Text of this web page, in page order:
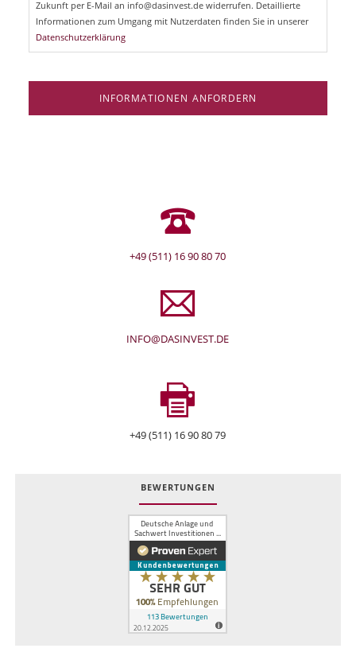
Zukunft per E-Mail an info@dasinvest.de widerrufen. Detaillierte
Informationen zum Umgang mit Nutzerdaten finden Sie in unserer
Datenschutzerklärung
INFORMATIONEN ANFORDERN
+49 (511) 16 90 80 70
INFO@DASINVEST.DE
+49 (511) 16 90 80 79
BEWERTUNGEN